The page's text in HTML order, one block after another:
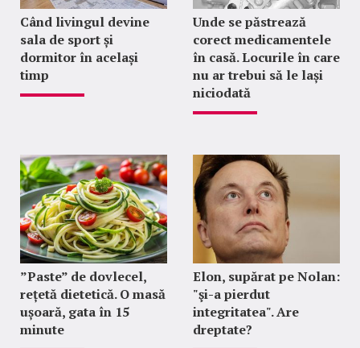
Când livingul devine
sala de sport și
dormitor în același
timp
Unde se păstrează
corect medicamentele
în casă. Locurile în care
nu ar trebui să le lași
niciodată
”Paste” de dovlecel,
rețetă dietetică. O masă
ușoară, gata în 15
minute
Elon, supărat pe Nolan:
"şi-a pierdut
integritatea". Are
dreptate?